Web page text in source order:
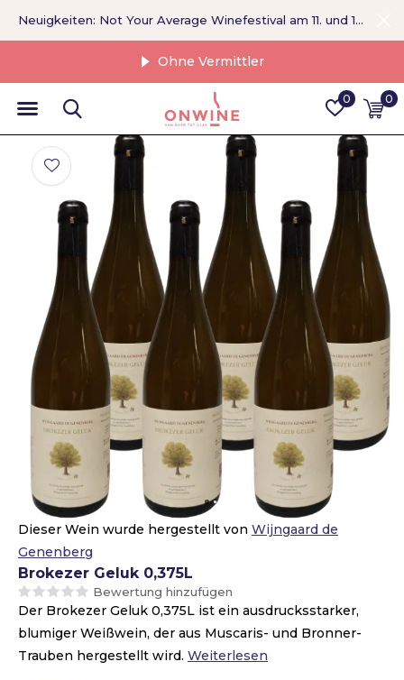
0 0
Ohne Vermittler
Neuigkeiten: Not Your Average Winefestival am 11. und 12. September >
Dieser Wein wurde hergestellt von Wijngaard de
Genenberg
Brokezer Geluk 0,375L
Bewertung hinzufügen
Der Brokezer Geluk 0,375L ist ein ausdrucksstarker,
blumiger Weißwein, der aus Muscaris- und Bronner-
Trauben hergestellt wird. Weiterlesen